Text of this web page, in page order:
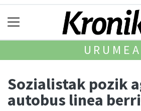
URUMEA
Sozialistak pozik
autobus linea